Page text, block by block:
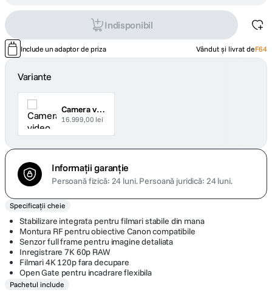
Indisponibil
Include un adaptor de priza Vândut și livrat deF64
Variante
Camera video EOS C50
16.999,00 lei
Informații garanție
Persoană fizică: 24 luni.Persoană juridică: 24 luni.
Specificații cheie
Stabilizare integrata pentru filmari stabile din mana
Montura RF pentru obiective Canon compatibile
Senzor full frame pentru imagine detaliata
Inregistrare 7K 60p RAW
Filmari 4K 120p fara decupare
Open Gate pentru incadrare flexibila
Pachetul include